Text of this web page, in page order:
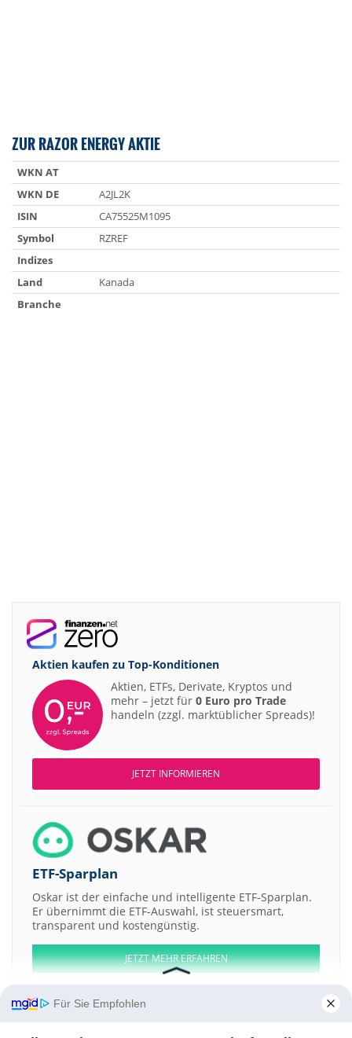
ZUR RAZOR ENERGY AKTIE
WKN AT
WKN DE
A2JL2K
ISIN
CA75525M1095
Symbol
RZREF
Indizes
Land
Kanada
Branche
Aktien kaufen zu Top-Konditionen
Aktien, ETFs, Derivate, Kryptos und
mehr – jetzt für 0 Euro pro Trade
handeln (zzgl. marktüblicher Spreads)!
JETZT INFORMIEREN
ETF-Sparplan
Oskar ist der einfache und intelligente ETF-Sparplan.
Er übernimmt die ETF-Auswahl, ist steuersmart,
transparent und kostengünstig.
JETZT MEHR ERFAHREN
Für Sie Empfohlen